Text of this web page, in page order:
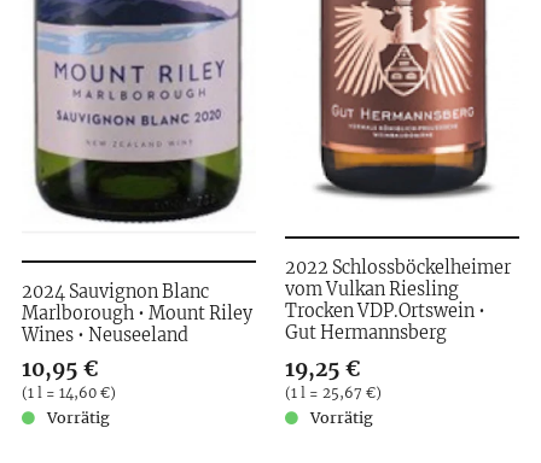
2024 Sauvignon Blanc
Marlborough • Mount Riley
Wines • Neuseeland
Verkaufspreis: 10,95 €
10,95 €
Preis pro (1 l = 14,60 €)
(1 l = 14,60 €)
Vorrätig
2022 Schlossböckelheimer
vom Vulkan Riesling
Trocken VDP.Ortswein •
Gut Hermannsberg
Verkaufspreis: 19,25 €
19,25 €
Preis pro (1 l = 25,67 €)
(1 l = 25,67 €)
Vorrätig